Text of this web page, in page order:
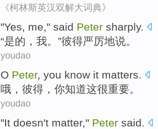
《柯林斯英汉双解大词典》
"Yes, me," said Peter sharply.
“是的 ， 我。”彼得严厉地说。
youdao
O Peter, you know it matters.
哦 ， 彼得 ， 你知道这很重要。
youdao
"It doesn't matter," Peter said.